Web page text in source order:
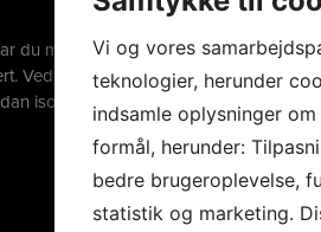
du mulighed for helt
Ved besøget gennemgår vi
isoleringsevnen i huset bliver
Vi og vores
teknologier, herunder
indsamle oplysninger
formål, herunder:
bedre brugeroplevelse,
statistik og marketing.